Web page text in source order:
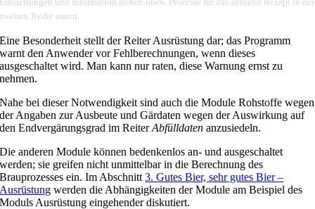
zweiten Reihe unten.
Eine Besonderheit stellt der Reiter Ausrüstung dar; das Programm
warnt den Anwender vor Fehlberechnungen, wenn dieses
ausgeschaltet wird. Man kann nur raten, diese Warnung ernst zu
nehmen.
Nahe bei dieser Notwendigkeit sind auch die Module Rohstoffe wegen
der Angaben zur Ausbeute und Gärdaten wegen der Auswirkung auf
den Endvergärungsgrad im ReiterAbfülldaten anzusiedeln.
Die anderen Module können bedenkenlos an- und ausgeschaltet
werden; sie greifen nicht unmittelbar in die Berechnung des
Brauprozesses ein. Im Abschnitt3. Gutes Bier, sehr gutes Bier –
Ausrüstung werden die Abhängigkeiten der Module am Beispiel des
Moduls Ausrüstung eingehender diskutiert.